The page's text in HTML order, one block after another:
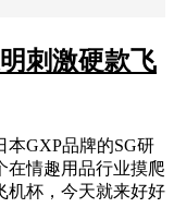
刺激硬款飞
本GXP品牌的SG研
在情趣用品行业摸爬
机杯，今天就来好好